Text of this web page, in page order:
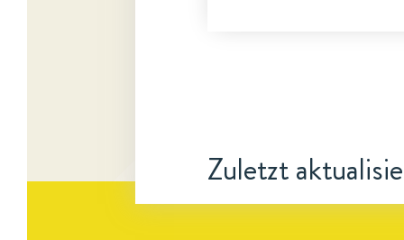
Zuletzt